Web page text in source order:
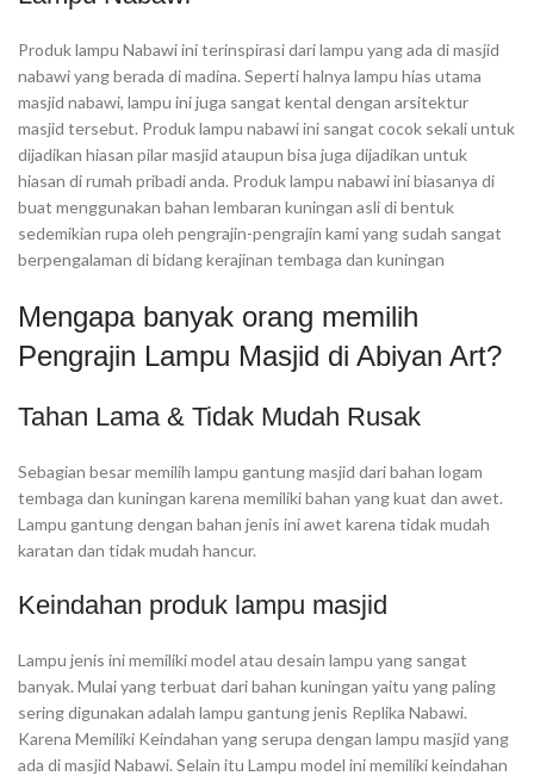
Produk lampu Nabawi ini terinspirasi dari lampu yang ada di masjid
nabawi yang berada di madina. Seperti halnya lampu hias utama
masjid nabawi, lampu ini juga sangat kental dengan arsitektur
masjid tersebut. Produk lampu nabawi ini sangat cocok sekali untuk
dijadikan hiasan pilar masjid ataupun bisa juga dijadikan untuk
hiasan di rumah pribadi anda. Produk lampu nabawi ini biasanya di
buat menggunakan bahan lembaran kuningan asli di bentuk
sedemikian rupa oleh pengrajin-pengrajin kami yang sudah sangat
berpengalaman di bidang kerajinan tembaga dan kuningan
Mengapa banyak orang memilih
Pengrajin Lampu Masjid di Abiyan Art?
Tahan Lama & Tidak Mudah Rusak
Sebagian besar memilih lampu gantung masjid dari bahan logam
tembaga dan kuningan karena memiliki bahan yang kuat dan awet.
Lampu gantung dengan bahan jenis ini awet karena tidak mudah
karatan dan tidak mudah hancur.
Keindahan produk lampu masjid
Lampu jenis ini memiliki model atau desain lampu yang sangat
banyak. Mulai yang terbuat dari bahan kuningan yaitu yang paling
sering digunakan adalah lampu gantung jenis Replika Nabawi.
Karena Memiliki Keindahan yang serupa dengan lampu masjid yang
ada di masjid Nabawi. Selain itu Lampu model ini memiliki keindahan